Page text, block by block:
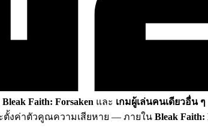
Bleak Faith: Forsaken และ เกมผู้เล่นคนเดียวอื่น ๆ
ตั้งค่าตัวคูณความเสียหาย — ภายใน Bleak Faith: